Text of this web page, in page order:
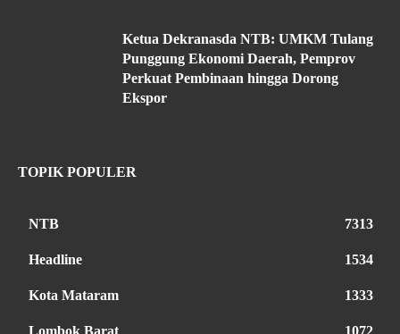
Ketua Dekranasda NTB: UMKM Tulang
Punggung Ekonomi Daerah, Pemprov
Perkuat Pembinaan hingga Dorong
Ekspor
TOPIK POPULER
NTB 7313
Headline 1534
Kota Mataram 1333
Lombok Barat 1072